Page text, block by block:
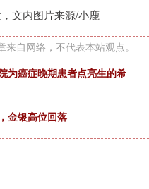
文内图片来源/小鹿
自网络，不代表本站观点。
为癌症晚期患者点亮生的希
金银高位回落